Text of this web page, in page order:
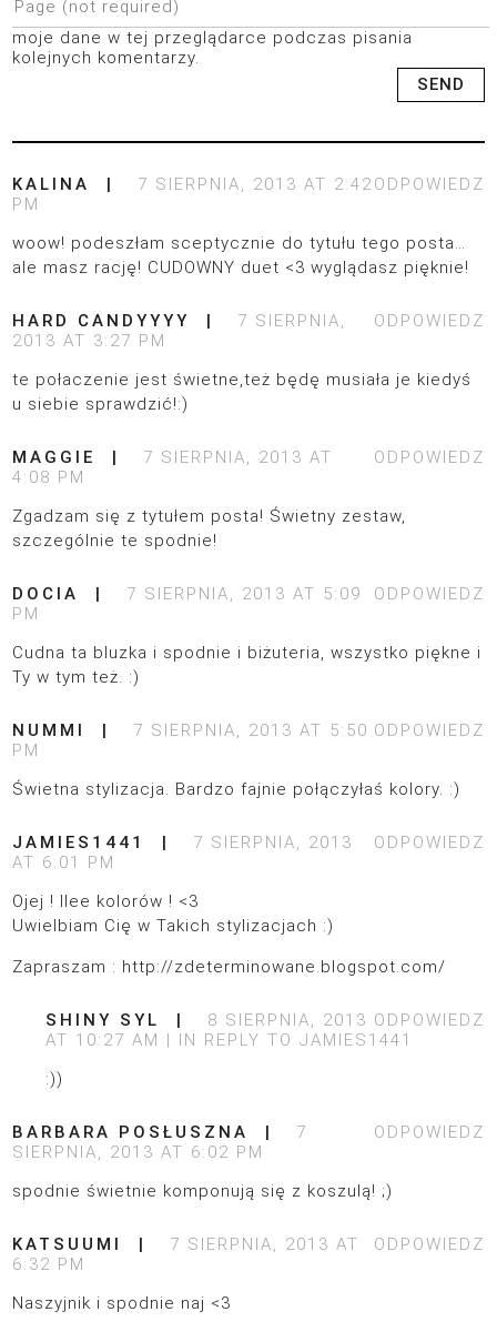
moje dane w tej przeglądarce podczas pisania
kolejnych komentarzy.
ODPOWIEDZ
KALINA
7 SIERPNIA, 2013 AT 2:42
PM
woow! podeszłam sceptycznie do tytułu tego posta…
ale masz rację! CUDOWNY duet <3 wyglądasz pięknie!
ODPOWIEDZ
HARD CANDYYYY
7 SIERPNIA,
2013 AT 3:27 PM
te połaczenie jest świetne,też będę musiała je kiedyś
u siebie sprawdzić!:)
ODPOWIEDZ
MAGGIE
7 SIERPNIA, 2013 AT
4:08 PM
Zgadzam się z tytułem posta! Świetny zestaw,
szczególnie te spodnie!
ODPOWIEDZ
DOCIA
7 SIERPNIA, 2013 AT 5:09
PM
Cudna ta bluzka i spodnie i biżuteria, wszystko piękne i
Ty w tym też. :)
ODPOWIEDZ
NUMMI
7 SIERPNIA, 2013 AT 5:50
PM
Świetna stylizacja. Bardzo fajnie połączyłaś kolory. :)
ODPOWIEDZ
JAMIES1441
7 SIERPNIA, 2013
AT 6:01 PM
Ojej ! Ilee kolorów ! <3
Uwielbiam Cię w Takich stylizacjach :)
Zapraszam : http://zdeterminowane.blogspot.com/
ODPOWIEDZ
SHINY SYL
8 SIERPNIA, 2013
AT 10:27 AM
IN REPLY TOJAMIES1441
:))
ODPOWIEDZ
BARBARA POSŁUSZNA
7
SIERPNIA, 2013 AT 6:02 PM
spodnie świetnie komponują się z koszulą! ;)
ODPOWIEDZ
KATSUUMI
7 SIERPNIA, 2013 AT
6:32 PM
Naszyjnik i spodnie naj <3